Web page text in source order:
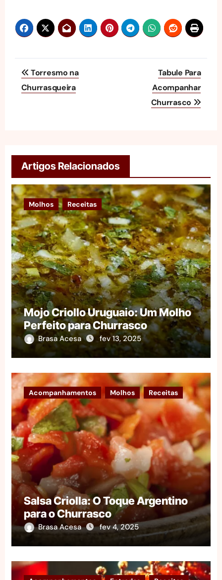
Navegação
de
Torresmo na
Churrasqueira
Tabule Para
Acompanhar
Churrasco
Artigos Relacionados
Molhos Receitas
Mojo Criollo Uruguaio: Um Molho
Perfeito para Churrasco
Brasa Acesa fev 13, 2025
Acompanhamentos Molhos Receitas
Salsa Criolla: O Toque Argentino
para o Churrasco
Brasa Acesa fev 4, 2025